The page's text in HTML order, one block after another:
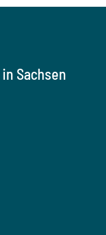
in Sachsen